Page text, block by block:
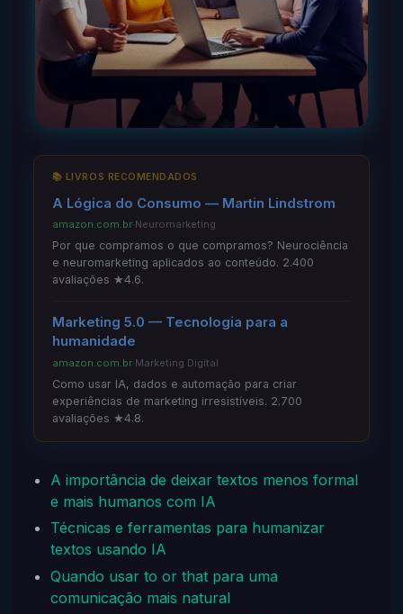
📚 LIVROS RECOMENDADOS
A Lógica do Consumo — Martin Lindstrom
amazon.com.br·Neuromarketing
Por que compramos o que compramos? Neurociência
e neuromarketing aplicados ao conteúdo. 2.400
avaliações ★4.6.
Marketing 5.0 — Tecnologia para a
humanidade
amazon.com.br·Marketing Digital
Como usar IA, dados e automação para criar
experiências de marketing irresistíveis. 2.700
avaliações ★4.8.
A importância de deixar textos menos formal
e mais humanos com IA
Técnicas e ferramentas para humanizar
textos usando IA
Quando usar to or that para uma
comunicação mais natural